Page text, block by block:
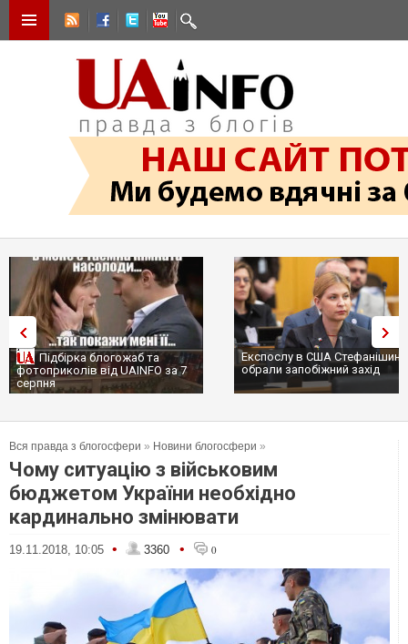
Підбірка блогожаб та
фотоприколів від UAINFO за 7
серпня
Експослу в США
обрали запобіжний захід
Вся правда з блогосфери » Новини блогосфери »
Чому ситуацію з військовим
бюджетом України необхідно
кардинально змінювати
19.11.2018, 10:05 • 3360 • 0